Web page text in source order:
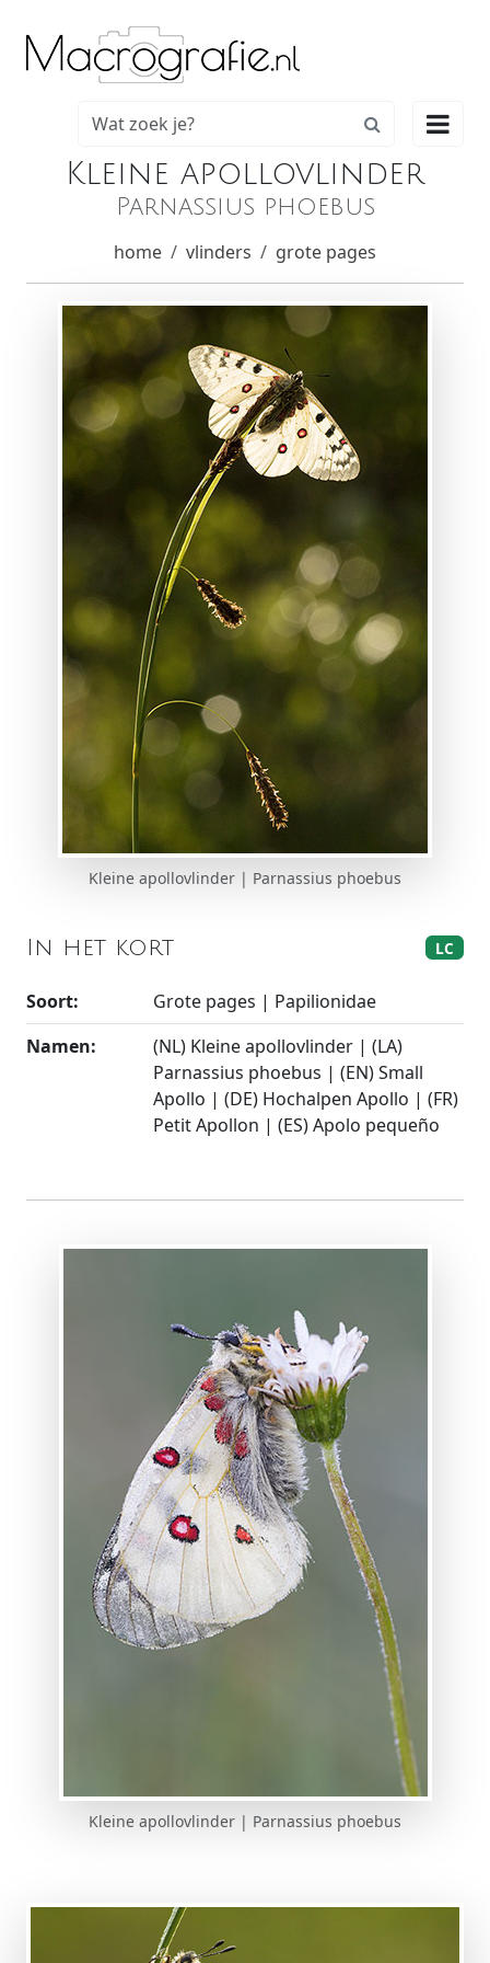

Kleine apollovlinder
Parnassius phoebus
home vlinders grote pages
Kleine apollovlinder | Parnassius phoebus
In het kort LC
Soort:
Grote pages | Papilionidae
Namen:
(NL) Kleine apollovlinder | (LA)
Parnassius phoebus | (EN) Small
Apollo | (DE) Hochalpen Apollo | (FR)
Petit Apollon | (ES) Apolo pequeño
Kleine apollovlinder | Parnassius phoebus